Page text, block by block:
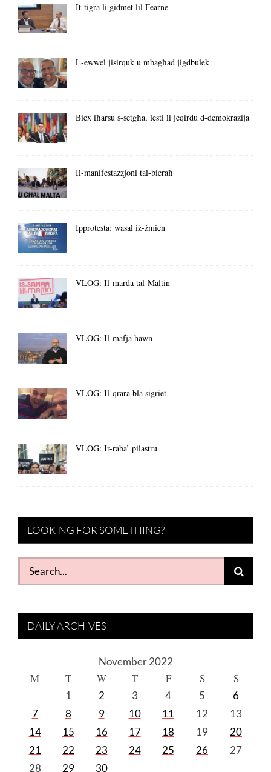
It-tigra li gidmet lil Fearne
L-ewwel jisirquk u mbagħad jigdbulek
Biex iħarsu s-setgħa, lesti li jeqirdu d-demokrazija
Il-manifestazzjoni tal-bieraħ
Ipprotesta: wasal iż-żmien
VLOG: Il-marda tal-Maltin
VLOG: Il-mafja hawn
VLOG: Il-qrara bla sigriet
VLOG: Ir-raba’ pilastru
LOOKING FOR SOMETHING?
Search
for:
DAILY ARCHIVES
November 2022
M T W T F S S
1 2 3 4 5
6
7
8 9 10 11 12
13
14
15 16 17 18 19
20
21
22 23 24 25 26
27
28
29 30